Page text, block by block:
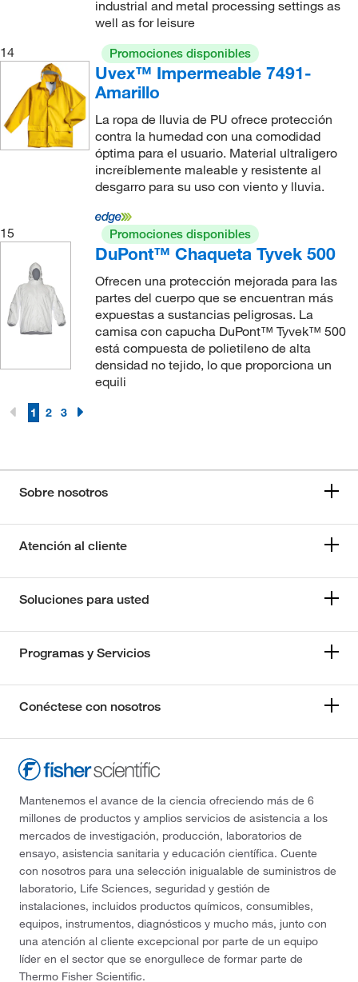
industrial and metal processing settings as
well as for leisure
14
Promociones disponibles
Uvex™ Impermeable 7491-
Amarillo
La ropa de lluvia de PU ofrece protección
contra la humedad con una comodidad
óptima para el usuario. Material ultraligero
increíblemente maleable y resistente al
desgarro para su uso con viento y lluvia.
15 Promociones disponibles
DuPont™ Chaqueta Tyvek 500
Ofrecen una protección mejorada para las
partes del cuerpo que se encuentran más
expuestas a sustancias peligrosas. La
camisa con capucha DuPont™ Tyvek™ 500
está compuesta de polietileno de alta
densidad no tejido, lo que proporciona un
equili
1 2 3
Sobre nosotros
Atención al cliente
Soluciones para usted
Programas y Servicios
Conéctese con nosotros
Mantenemos el avance de la ciencia ofreciendo más de 6
millones de productos y amplios servicios de asistencia a los
mercados de investigación, producción, laboratorios de
ensayo, asistencia sanitaria y educación científica. Cuente
con nosotros para una selección inigualable de suministros de
laboratorio, Life Sciences, seguridad y gestión de
instalaciones, incluidos productos químicos, consumibles,
equipos, instrumentos, diagnósticos y mucho más, junto con
una atención al cliente excepcional por parte de un equipo
líder en el sector que se enorgullece de formar parte de
Thermo Fisher Scientific.